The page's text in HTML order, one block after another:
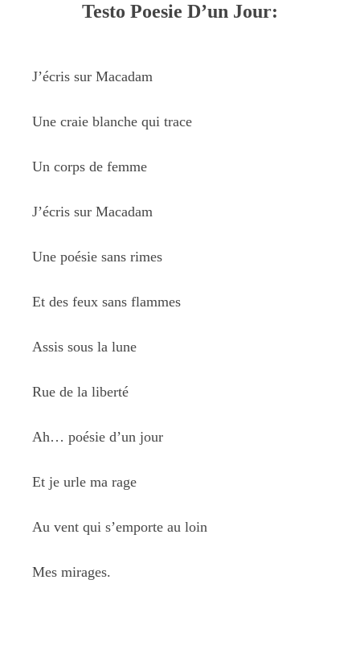
Testo Poesie D’un Jour:
J’écris sur Macadam
Une craie blanche qui trace
Un corps de femme
J’écris sur Macadam
Une poésie sans rimes
Et des feux sans flammes
Assis sous la lune
Rue de la liberté
Ah… poésie d’un jour
Et je urle ma rage
Au vent qui s’emporte au loin
Mes mirages.